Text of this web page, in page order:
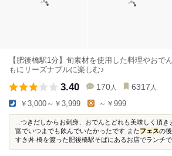
【肥後橋駅1分】旬素材を使用した料理やおで
もにリーズナブルに楽しむ♪
3.40 170 人 6317 人
￥3,000～￥3,999 ～￥999
...つきだしからお刺身、おでんとどれも美味しく頂
富でいつまでも飲んでいたかったです またフェスの
すき丼 橋を渡った肥後橋駅そばにあるお店でランチで